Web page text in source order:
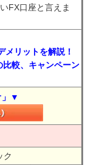
FX口座と言えま
メリットを解説！
比較、キャンペーン
」▼
ク